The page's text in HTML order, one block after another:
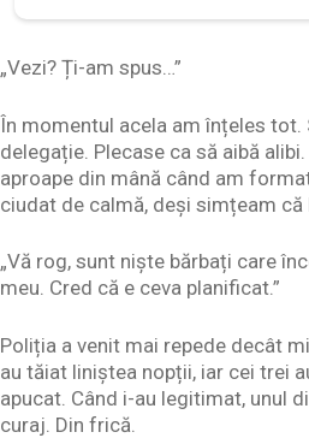
„Vezi? Ți-am spus…”
În momentul acela am înțeles tot.
delegație. Plecase ca să aibă
aproape din mână când am
ciudat de calmă, deși simțeam că
„Vă rog, sunt niște bărbați care
meu. Cred că e ceva planificat.”
Poliția a venit mai repede decât
au tăiat liniștea nopții, iar cei trei
apucat. Când i-au legitimat, unul
curaj. Din frică.